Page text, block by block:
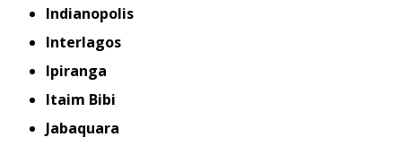
Indianopolis
Interlagos
Ipiranga
Itaim Bibi
Jabaquara